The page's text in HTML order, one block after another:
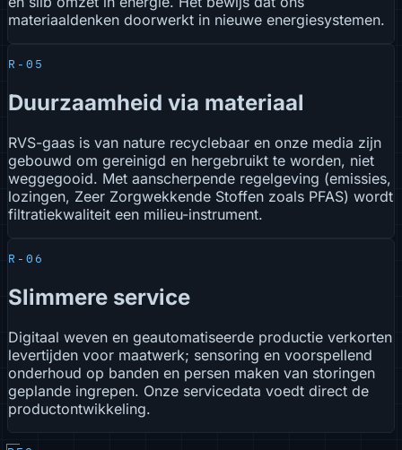
materiaaldenken doorwerkt in nieuwe energiesystemen.
R-05
Duurzaamheid via materiaal
RVS-gaas is van nature recyclebaar en onze media zijn
gebouwd om gereinigd en hergebruikt te worden, niet
weggegooid. Met aanscherpende regelgeving (emissies,
lozingen, Zeer Zorgwekkende Stoffen zoals PFAS) wordt
filtratiekwaliteit een milieu-instrument.
R-06
Slimmere service
Digitaal weven en geautomatiseerde productie verkorten
levertijden voor maatwerk; sensoring en voorspellend
onderhoud op banden en persen maken van storingen
geplande ingrepen. Onze servicedata voedt direct de
productontwikkeling.